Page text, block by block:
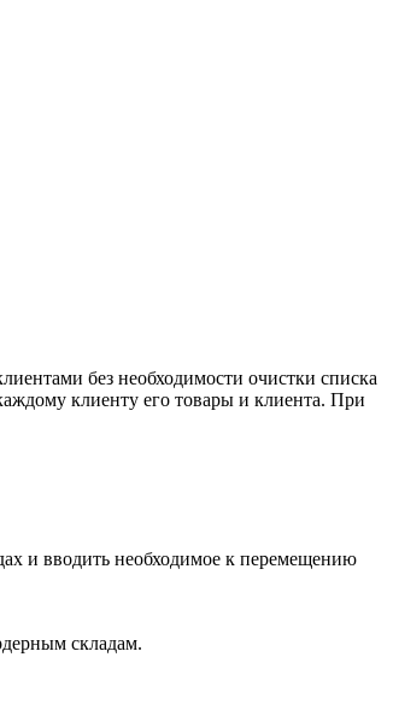
без необходимости очистки списка
клиенту его товары и клиента. При
и вводить необходимое к перемещению
складам.